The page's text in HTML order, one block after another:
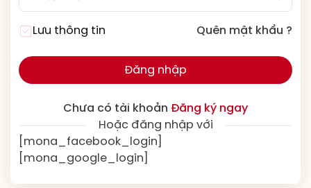
Lưu thông tin Quên mật khẩu ?
Đăng nhập
Chưa có tài khoản Đăng ký ngay
Hoặc đăng nhập với
[mona_facebook_login]
[mona_google_login]